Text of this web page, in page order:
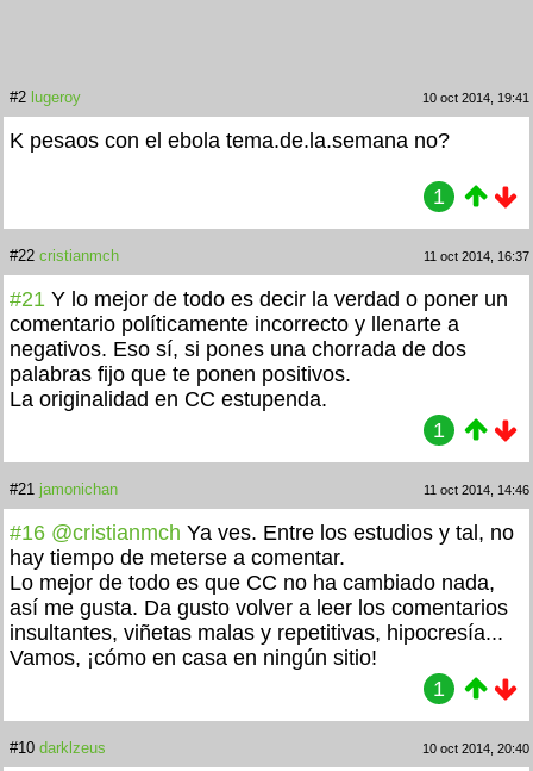
#2 lugeroy 10 oct 2014, 19:41
K pesaos con el ebola tema.de.la.semana no?
1
#22 cristianmch 11 oct 2014, 16:37
#21 Y lo mejor de todo es decir la verdad o poner un
comentario políticamente incorrecto y llenarte a
negativos. Eso sí, si pones una chorrada de dos
palabras fijo que te ponen positivos.
La originalidad en CC estupenda.
1
#21 jamonichan 11 oct 2014, 14:46
#16 @cristianmch Ya ves. Entre los estudios y tal, no
hay tiempo de meterse a comentar.
Lo mejor de todo es que CC no ha cambiado nada,
así me gusta. Da gusto volver a leer los comentarios
insultantes, viñetas malas y repetitivas, hipocresía...
Vamos, ¡cómo en casa en ningún sitio!
1
#10 darklzeus 10 oct 2014, 20:40